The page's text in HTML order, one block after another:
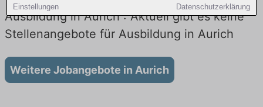
Einstellungen Datenschutzerklärung
Ausbildung in Aurich : Aktuell gibt es keine
Stellenangebote für Ausbildung in Aurich
Weitere Jobangebote in Aurich